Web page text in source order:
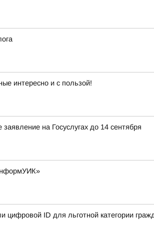
интересно и с пользой!
на Госуслугах до 14 сентября
ID для льготной категории